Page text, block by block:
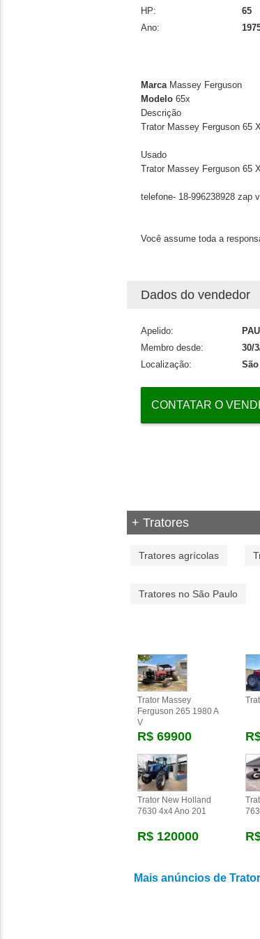
HP:
65
Ano:
Marca Massey Ferguson
Modelo 65x
Descrição
Trator Massey Ferguson 65
Usado
Trator Massey Ferguson 65
telefone- 18-996238928 zap
Você assume toda a
Dados do vendedor
Apelido:
Membro desde:
30/
Localização:
CONTATAR O
+ Tratores
Tratores agrícolas
Tratores no São Paulo
Trator Massey
Ferguson 265 1980 A
V
R$ 69900
Trator New Holland
7630 4x4 Ano 201
R$ 120000
Mais anúncios de